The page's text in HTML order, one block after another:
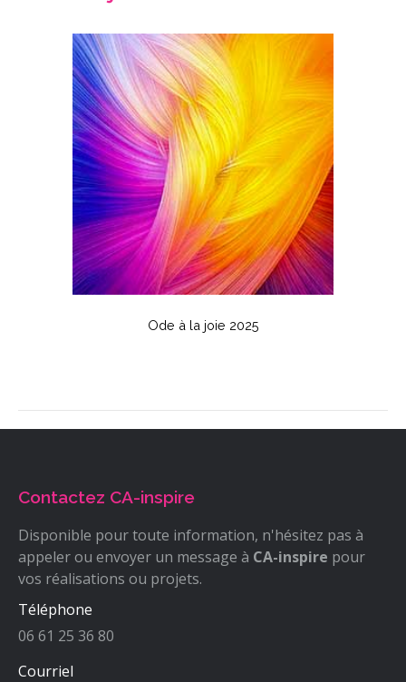
Ode à la joie 2025
Contactez CA-inspire
Disponible pour toute information, n'hésitez pas à
appeler ou envoyer un message à CA-inspire pour
vos réalisations ou projets.
Téléphone
06 61 25 36 80
Courriel